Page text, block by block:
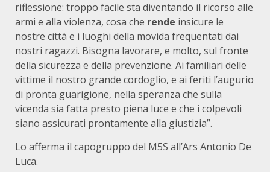
riflessione: troppo facile sta diventando il ricorso alle
armi e alla violenza, cosa che rende insicure le
nostre città e i luoghi della movida frequentati dai
nostri ragazzi. Bisogna lavorare, e molto, sul fronte
della sicurezza e della prevenzione. Ai familiari delle
vittime il nostro grande cordoglio, e ai feriti l’augurio
di pronta guarigione, nella speranza che sulla
vicenda sia fatta presto piena luce e che i colpevoli
siano assicurati prontamente alla giustizia”.
Lo afferma il capogruppo del M5S all’Ars Antonio De
Luca.